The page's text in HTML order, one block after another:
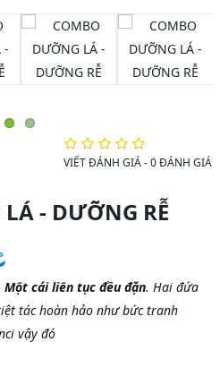
VIẾT ĐÁNH GIÁ-0 ĐÁNH GIÁ
- DƯỠNG RỄ
cái liên tục đều đặn. Hai đứa
tác hoàn hảo như bức tranh
vậy đó